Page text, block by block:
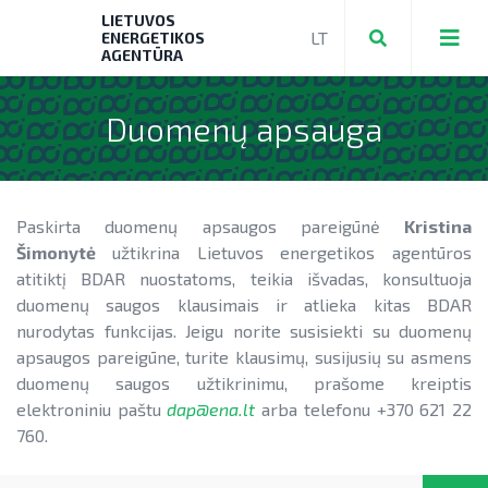
Teikti ir valdyti paraiškas bei mokėjimo
Mokėjimo prašymų formos, dokumentai
► PRIVAČIŲ ELEKTROMOBILIŲ ĮKROVIMO
PRIEIGŲ ĮRENGIMAS
► KATILŲ KEITIMAS
► PARAMA ENERGIJOS KAUPIMO
ĮRENGINIAMS
Aktuali AEI statistika
AIE plėtros galimybių žemėlapis
Saulės elektrinių modulių ir elektros
energijos kaupimo įrenginių kainos
Energetikos bendrijos
NENS įgyvendinimo stebėsena
NEKS veiksmų plano įgyvendinimo
stebėsena
Energetika išsamiai
LIETUVOS
ENERGETIKOS
AGENTŪRA
Duomenų apsauga
Paskirta duomenų apsaugos pareigūnė Kristina
Šimonytė
užtikrina Lietuvos energetikos agentūros
atitiktį BDAR nuostatoms, teikia išvadas, konsultuoja
duomenų saugos klausimais ir atlieka kitas BDAR
nurodytas funkcijas. Jeigu norite susisiekti su duomenų
apsaugos pareigūne, turite klausimų, susijusių su asmens
duomenų saugos užtikrinimu, prašome kreiptis
elektroniniu paštudap@ena.lt arba telefonu +370 621 22
760.